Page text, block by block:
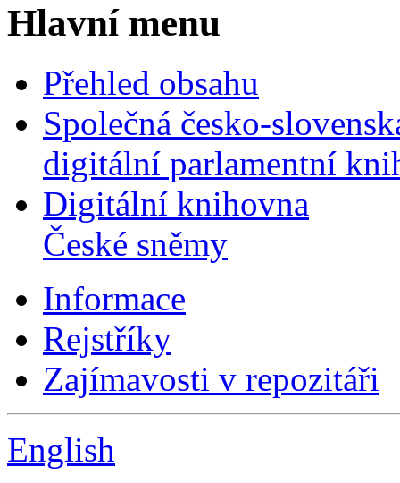
Hlavní menu
Přehled obsahu
Společná česko-
digitální parlamentní
Digitální knihovna
České sněmy
Informace
Rejstříky
Zajímavosti v repozitáři
English